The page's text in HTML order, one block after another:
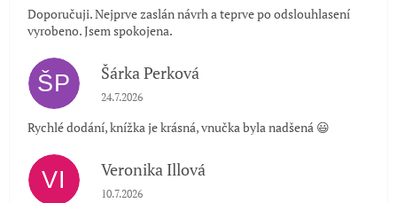
Doporučuji. Nejprve zaslán návrh a teprve po odslouhlasení
vyrobeno. Jsem spokojena.
ŠP Šárka Perková
Hodnocení obchodu je 5 z 5 hvězdiček.
24.7.2026
Rychlé dodání, knížka je krásná, vnučka byla nadšená 😃
VI Veronika Illová
Hodnocení obchodu je 5 z 5 hvězdiček.
10.7.2026